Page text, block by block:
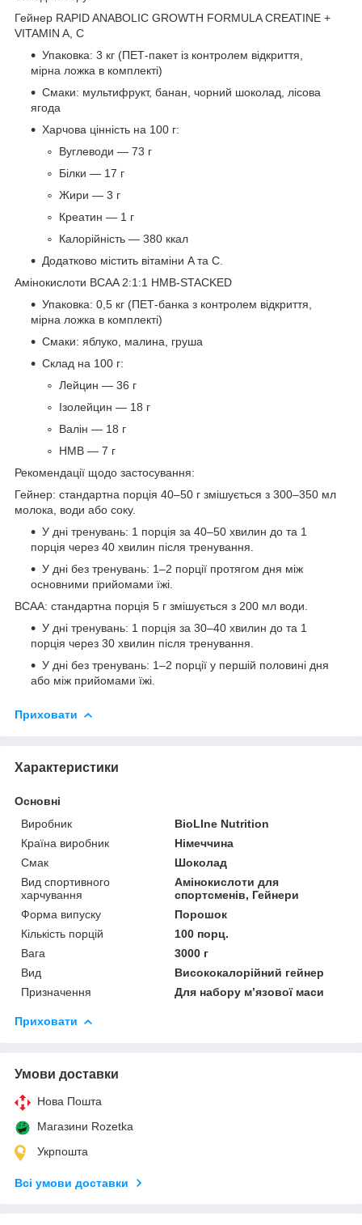
Гейнер RAPID ANABOLIC GROWTH FORMULA CREATINE +
VITAMIN A, C
Упаковка: 3 кг (ПЕТ-пакет із контролем відкриття,
мірна ложка в комплекті)
Смаки: мультифрукт, банан, чорний шоколад, лісова
ягода
Харчова цінність на 100 г:
Вуглеводи — 73 г
Білки — 17 г
Жири — 3 г
Креатин — 1 г
Калорійність — 380 ккал
Додатково містить вітаміни A та C.
Амінокислоти BCAA 2:1:1 HMB-STACKED
Упаковка: 0,5 кг (ПЕТ-банка з контролем відкриття,
мірна ложка в комплекті)
Смаки: яблуко, малина, груша
Склад на 100 г:
Лейцин — 36 г
Ізолейцин — 18 г
Валін — 18 г
HMB — 7 г
Рекомендації щодо застосування:
Гейнер: стандартна порція 40–50 г змішується з 300–350 мл
молока, води або соку.
У дні тренувань: 1 порція за 40–50 хвилин до та 1
порція через 40 хвилин після тренування.
У дні без тренувань: 1–2 порції протягом дня між
основними прийомами їжі.
BCAA: стандартна порція 5 г змішується з 200 мл води.
У дні тренувань: 1 порція за 30–40 хвилин до та 1
порція через 30 хвилин після тренування.
У дні без тренувань: 1–2 порції у першій половині дня
або між прийомами їжі.
Приховати
Характеристики
Основні
Виробник
BioLIne Nutrition
Країна виробник
Німеччина
Смак
Шоколад
Вид спортивного
харчування
Амінокислоти для
спортсменів, Гейнери
Форма випуску
Порошок
Кількість порцій
100 порц.
Вага
3000 г
Вид
Висококалорійний гейнер
Призначення
Для набору м’язової маси
Приховати
Умови доставки
Нова Пошта
Магазини Rozetka
Укрпошта
Всі умови доставки